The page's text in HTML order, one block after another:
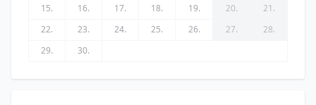
15.
16. 17. 18. 19. 20.
21.
22.
23. 24. 25. 26. 27.
28.
29.
30.